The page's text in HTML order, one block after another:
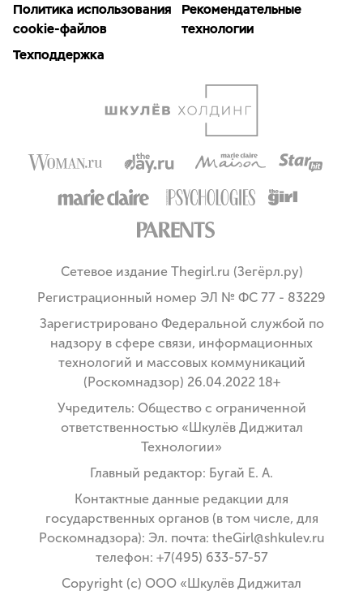
Политика использования
cookie-файлов
Рекомендательные
технологии
Техподдержка
Сетевое издание Thegirl.ru (Зегёрл.ру)
Регистрационный номер ЭЛ № ФС 77 - 83229
Зарегистрировано Федеральной службой по
надзору в сфере связи, информационных
технологий и массовых коммуникаций
(Роскомнадзор) 26.04.2022 18+
Учредитель: Общество с ограниченной
ответственностью «Шкулёв Диджитал
Технологии»
Главный редактор: Бугай Е. А.
Контактные данные редакции для
государственных органов (в том числе, для
Роскомнадзора): Эл. почта: theGirl@shkulev.ru
телефон: +7(495) 633-57-57
Copyright (с) ООО «Шкулёв Диджитал